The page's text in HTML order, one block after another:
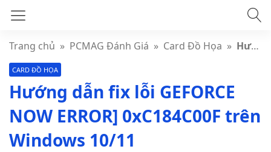
Trang chủ » PCMAG Đánh Giá » Card Đồ Họa » Hướng dẫn fix lỗi GEFORCE NOW ERROR] 0xC184C00F trên Windows 10/11
CARD ĐỒ HỌA
Hướng dẫn fix lỗi GEFORCE
NOW ERROR] 0xC184C00F trên
Windows 10/11